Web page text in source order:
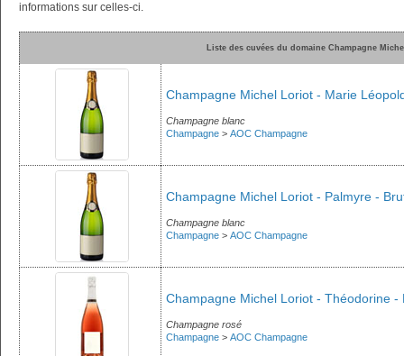
informations sur celles-ci.
Liste des cuvées du domaine Champagne
Champagne Michel Loriot - Marie
Champagne blanc
Champagne > AOC Champagne
Champagne Michel Loriot - Palmyre -
Champagne blanc
Champagne > AOC Champagne
Champagne Michel Loriot - Théodorine -
Champagne rosé
Champagne > AOC Champagne